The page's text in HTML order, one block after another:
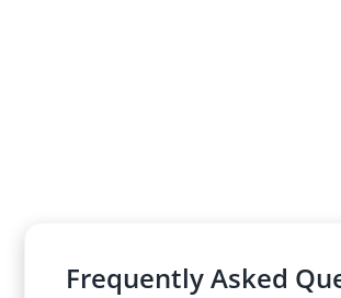
Frequently Asked